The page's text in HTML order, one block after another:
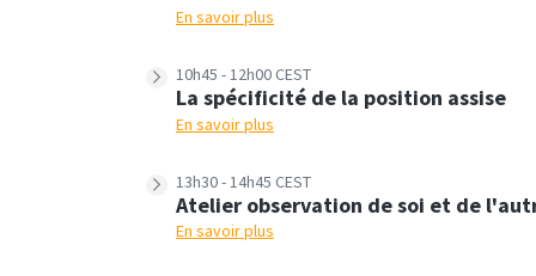
En savoir plus
10h45 - 12h00 CEST
La spécificité de la position assise
En savoir plus
13h30 - 14h45 CEST
Atelier observation de soi et de
En savoir plus